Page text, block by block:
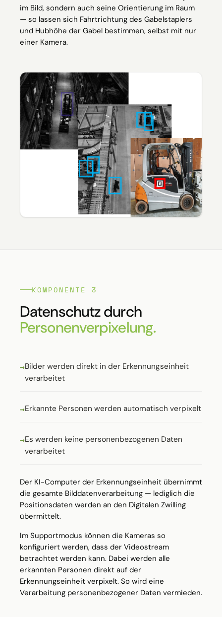
im Bild, sondern auch seine Orientierung im Raum
— so lassen sich Fahrtrichtung des Gabelstaplers
und Hubhöhe der Gabel bestimmen, selbst mit nur
einer Kamera.
KOMPONENTE 3
Datenschutz durch
Personenverpixelung.
Bilder werden direkt in der Erkennungseinheit
verarbeitet
Erkannte Personen werden automatisch verpixelt
Es werden keine personenbezogenen Daten
verarbeitet
Der KI-Computer der Erkennungseinheit übernimmt
die gesamte Bilddatenverarbeitung — lediglich die
Positionsdaten werden an den Digitalen Zwilling
übermittelt.
Im Supportmodus können die Kameras so
konfiguriert werden, dass der Videostream
betrachtet werden kann. Dabei werden alle
erkannten Personen direkt auf der
Erkennungseinheit verpixelt. So wird eine
Verarbeitung personenbezogener Daten vermieden.